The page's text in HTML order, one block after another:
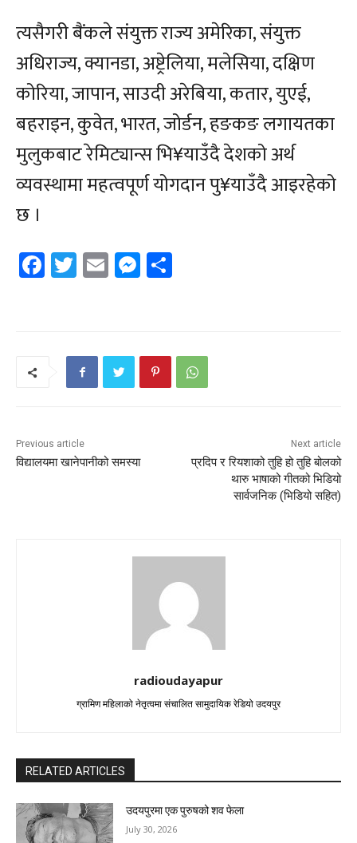
त्यसैगरी बैंकले संयुक्त राज्य अमेरिका, संयुक्त
अधिराज्य, क्यानडा, अष्ट्रेलिया, मलेसिया, दक्षिण
कोरिया, जापान, साउदी अरेबिया, कतार, युएई,
बहराइन, कुवेत, भारत, जोर्डन, हङकङ लगायतका
मुलुकबाट रेमिट्यान्स भि¥याउँदै देशको अर्थ
व्यवस्थामा महत्वपूर्ण योगदान पु¥याउँदै आइरहेको
छ ।
Facebook
Twitter
EmailMessenger
Previous article
विद्यालयमा खानेपानीको समस्या
Next article
प्रदिप र रियशाको तुहि हो तुहि बोलको
थारु भाषाको गीतको भिडियो
सार्वजनिक (भिडियो सहित)
radioudayapur
ग्रामिण महिलाको नेतृत्वमा संचालित सामुदायिक रेडियो उदयपुर
RELATED ARTICLES
उदयपुरमा एक पुरुषको शव फेला
July 30, 2026